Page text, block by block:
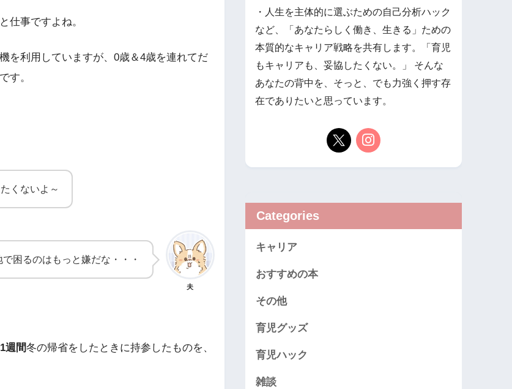
仕事ですよね。
を利用していますが、0歳＆4歳を連れてだ
す。
くないよ～
夫
で困るのはもっと嫌だな・・・
週間冬の帰省をしたときに持参したものを、
・人生を主体的に選ぶための自己分析ハック
など、「あなたらしく働き、生きる」ための
本質的なキャリア戦略を共有します。 ​「育児
もキャリアも、妥協したくない。」 そんな
あなたの背中を、そっと、でも力強く押す存
在でありたいと思っています。
Categories
キャリア
おすすめの本
その他
育児グッズ
育児ハック
雑談